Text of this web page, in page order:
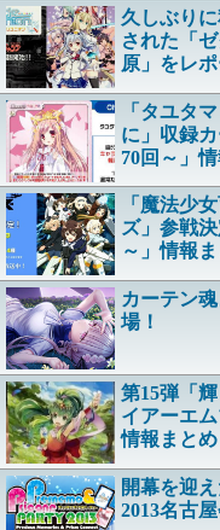
久しぶり
された「
原」をレポ
「タユタ
に」収録
70回～」
「魔法少
ズ」参戦
～」情報
カーテン
場！
第15弾「
イアーエ
情報まとめ
開幕を迎
2013名古